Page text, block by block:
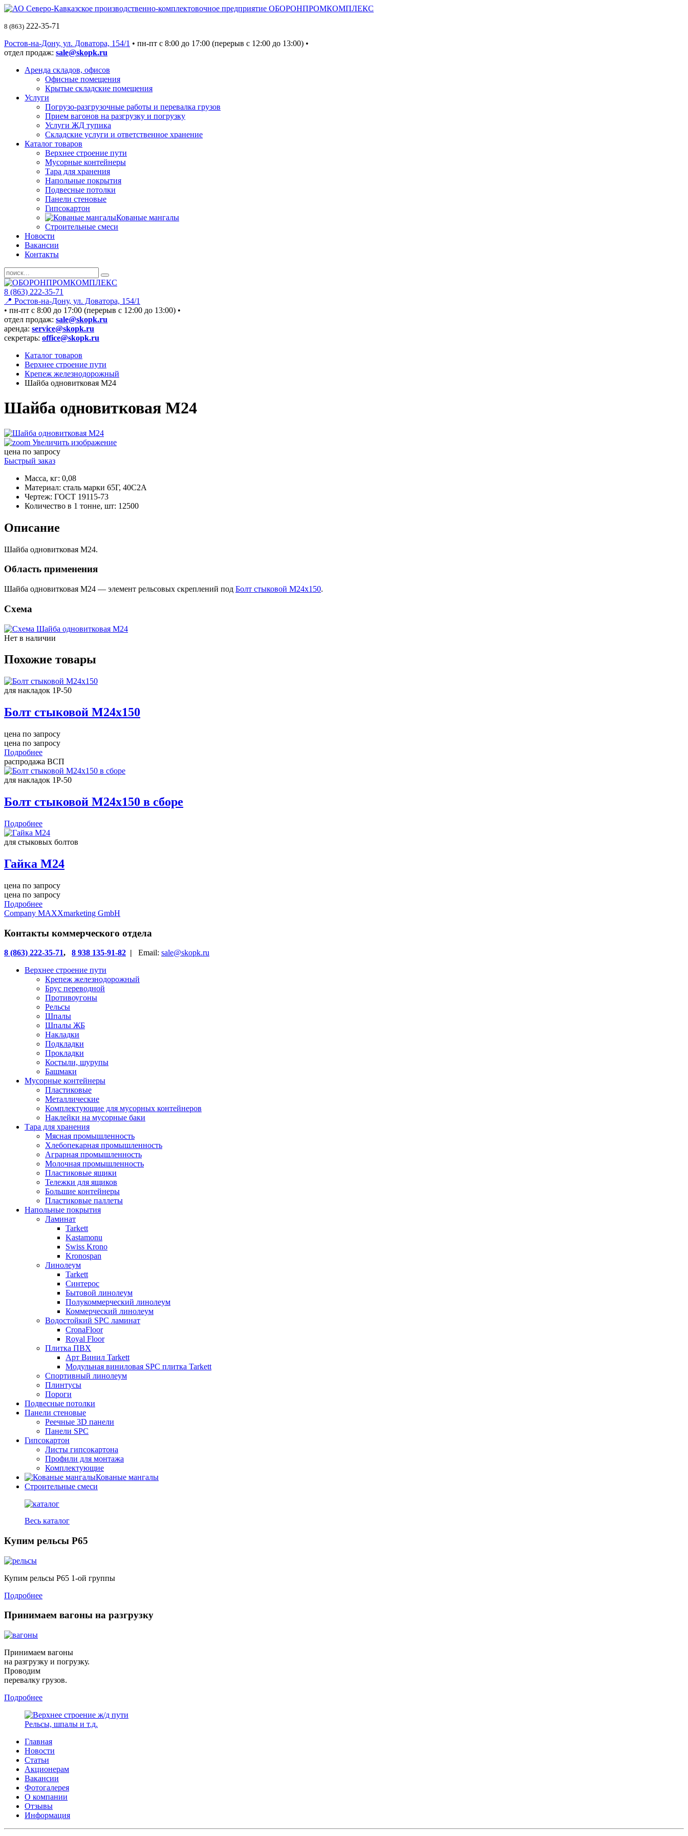
8 (863) 222-35-71
Ростов-на-Дону, ул. Доватора, 154/1 • пн-пт c 8:00 до 17:00 (перерыв с 12:00 до 13:00) •
отдел продаж: sale@skopk.ru
Аренда складов, офисов
Офисные помещения
Крытые складские помещения
Услуги
Погрузо-разгрузочные работы и перевалка грузов
Прием вагонов на разгрузку и погрузку
Услуги ЖД тупика
Складские услуги и ответственное хранение
Каталог товаров
Верхнее строение пути
Мусорные контейнеры
Тара для хранения
Напольные покрытия
Подвесные потолки
Панели стеновые
Гипсокартон
Кованые мангалы
Строительные смеси
Новости
Вакансии
Контакты
8 (863) 222-35-71
📍 Ростов-на-Дону, ул. Доватора, 154/1
• пн-пт c 8:00 до 17:00 (перерыв с 12:00 до 13:00) •
отдел продаж: sale@skopk.ru
аренда: service@skopk.ru
секретарь: office@skopk.ru
Каталог товаров
Верхнее строение пути
Крепеж железнодорожный
Шайба одновитковая М24
Шайба одновитковая М24
Увеличить изображение
цена по запросу
Быстрый заказ
Масса, кг: 0,08
Материал: сталь марки 65Г, 40С2А
Чертеж: ГОСТ 19115-73
Количество в 1 тонне, шт: 12500
Описание
Шайба одновитковая М24.
Область применения
Шайба одновитковая М24 — элемент рельсовых скреплений под Болт стыковой М24х150.
Схема
Нет в наличии
Похожие товары
для накладок 1Р-50
Болт стыковой М24х150
цена по запросу
цена по запросу
Подробнее
распродажа ВСП
для накладок 1Р-50
Болт стыковой М24х150 в сборе
Подробнее
для стыковых болтов
Гайка М24
цена по запросу
цена по запросу
Подробнее
Company MAXXmarketing GmbH
Контакты коммерческого отдела
8 (863) 222-35-71, 8 938 135-91-82 | Email: sale@skopk.ru
Верхнее строение пути
Крепеж железнодорожный
Брус переводной
Противоугоны
Рельсы
Шпалы
Шпалы ЖБ
Накладки
Подкладки
Прокладки
Костыли, шурупы
Башмаки
Мусорные контейнеры
Пластиковые
Металлические
Комплектующие для мусорных контейнеров
Наклейки на мусорные баки
Тара для хранения
Мясная промышленность
Хлебопекарная промышленность
Аграрная промышленность
Молочная промышленность
Пластиковые ящики
Тележки для ящиков
Большие контейнеры
Пластиковые паллеты
Напольные покрытия
Ламинат
Tarkett
Kastamonu
Swiss Krono
Kronospan
Линолеум
Tarkett
Синтерос
Бытовой линолеум
Полукоммерческий линолеум
Коммерческий линолеум
Водостойкий SPC ламинат
CronaFloor
Royal Floor
Плитка ПВХ
Арт Винил Tarkett
Модульная виниловая SPC плитка Tarkett
Спортивный линолеум
Плинтусы
Пороги
Подвесные потолки
Панели стеновые
Реечные 3D панели
Панели SPC
Гипсокартон
Листы гипсокартона
Профили для монтажа
Комплектующие
Кованые мангалы
Строительные смеси
Весь каталог
Купим рельсы Р65
Купим рельсы Р65 1-ой группы
Подробнее
Принимаем вагоны на разгрузку
Принимаем вагоны
на разгрузку и погрузку.
Проводим
перевалку грузов.
Подробнее
Рельсы, шпалы и т.д.
Главная
Новости
Статьи
Акционерам
Вакансии
Фотогалерея
О компании
Отзывы
Информация